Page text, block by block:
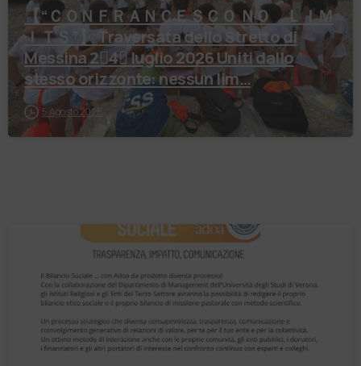
【 “ＣＯＮＦＲＡＮＣＥＳＣＯ ＮＯ ＬＩＭ
ＩＴＳ”】 Traversata dello Stretto di
Messina 2⃣4⃣ luglio 2026 Uniti dallo
stesso orizzonte: nessun lim…
5 Agosto 2026